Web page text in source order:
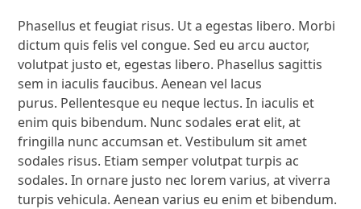
Phasellus et feugiat risus. Ut a egestas libero. Morbi
dictum quis felis vel congue. Sed eu arcu auctor,
volutpat justo et, egestas libero. Phasellus sagittis
sem in iaculis faucibus. Aenean vel lacus
purus. Pellentesque eu neque lectus. In iaculis et
enim quis bibendum. Nunc sodales erat elit, at
fringilla nunc accumsan et. Vestibulum sit amet
sodales risus. Etiam semper volutpat turpis ac
sodales. In ornare justo nec lorem varius, at viverra
turpis vehicula. Aenean varius eu enim et bibendum.